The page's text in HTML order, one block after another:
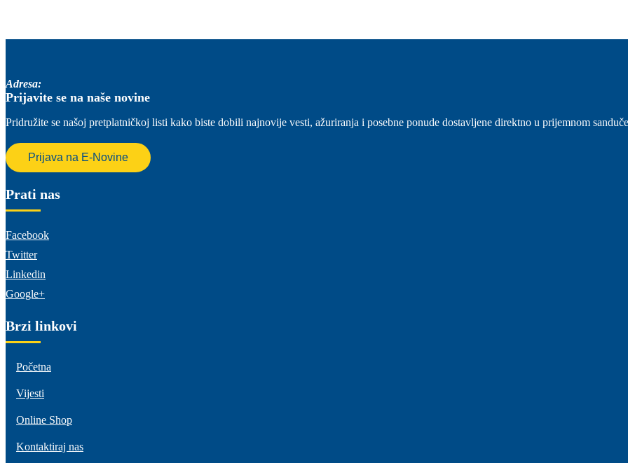
Adresa:
Prijavite se na naše novine
Pridružite se našoj pretplatničkoj listi kako biste dobili najnovije vesti, ažuriranja i posebne ponude dostavljene direktno u prijemnom
Prijava na E-Novine
Prati nas
Facebook
Twitter
Linkedin
Google+
Brzi linkovi
Početna
Vijesti
Online Shop
Kontaktiraj nas